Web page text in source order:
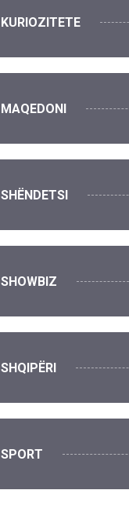
KURIOZITETE
MAQEDONI
SHËNDETSI
SHOWBIZ
SHQIPËRI
SPORT